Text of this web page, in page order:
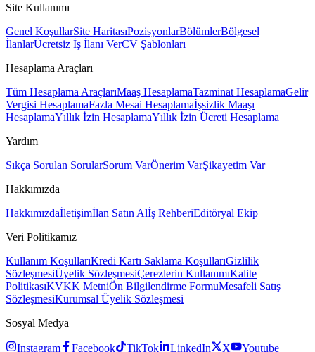
Site Kullanımı
Genel KoşullarSite HaritasıPozisyonlarBölümlerBölgesel
İlanlarÜcretsiz İş İlanı VerCV Şablonları
Hesaplama Araçları
Tüm Hesaplama AraçlarıMaaş HesaplamaTazminat HesaplamaGelir
Vergisi HesaplamaFazla Mesai Hesaplamaİşsizlik Maaşı
HesaplamaYıllık İzin HesaplamaYıllık İzin Ücreti Hesaplama
Yardım
Sıkça Sorulan SorularSorum VarÖnerim VarŞikayetim Var
Hakkımızda
Hakkımızdaİletişimİlan Satın Alİş RehberiEditöryal Ekip
Veri Politikamız
Kullanım KoşullarıKredi Kartı Saklama KoşullarıGizlilik
SözleşmesiÜyelik SözleşmesiÇerezlerin KullanımıKalite
PolitikasıKVKK MetniÖn Bilgilendirme FormuMesafeli Satış
SözleşmesiKurumsal Üyelik Sözleşmesi
Sosyal Medya
Instagram Facebook TikTok LinkedIn X
Youtube